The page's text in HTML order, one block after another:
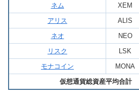
ネム
XEM
アリス
ALIS
ネオ
NEO
リスク
LSK
モナコイン
MONA
仮想通貨総資産平均合計